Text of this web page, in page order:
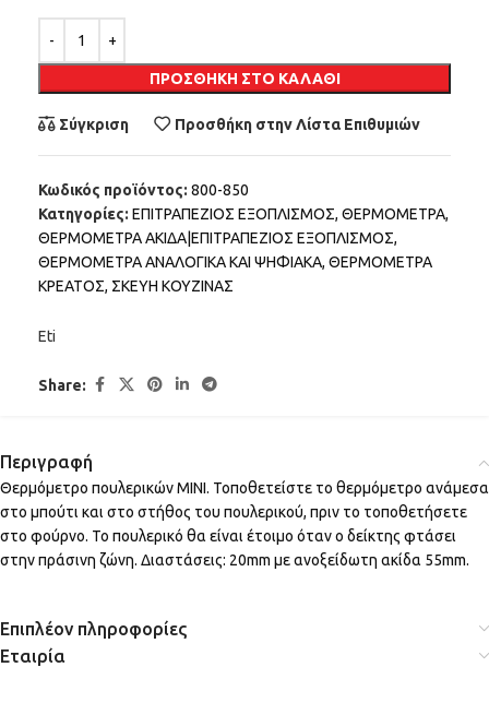
ΠΡΟΣΘΉΚΗ ΣΤΟ ΚΑΛΆΘΙ
Σύγκριση Προσθήκη στην Λίστα Επιθυμιών
Κωδικός προϊόντος: 800-850
Κατηγορίες: ΕΠΙΤΡΑΠΕΖΙΟΣ ΕΞΟΠΛΙΣΜΟΣ, ΘΕΡΜΟΜΕΤΡΑ,
ΘΕΡΜΟΜΕΤΡΑ ΑΚΙΔΑ|ΕΠΙΤΡΑΠΕΖΙΟΣ ΕΞΟΠΛΙΣΜΟΣ,
ΘΕΡΜΟΜΕΤΡΑ ΑΝΑΛΟΓΙΚΑ ΚΑΙ ΨΗΦΙΑΚΑ, ΘΕΡΜΟΜΕΤΡΑ
ΚΡΕΑΤΟΣ, ΣΚΕΥΗ ΚΟΥΖΙΝΑΣ
Eti
Share:
Περιγραφή
Θερμόμετρο πουλερικών MINI. Τοποθετείστε το θερμόμετρο ανάμεσα
στο μπούτι και στο στήθος του πουλερικού, πριν το τοποθετήσετε
στο φούρνο. Το πουλερικό θα είναι έτοιμο όταν ο δείκτης φτάσει
στην πράσινη ζώνη. Διαστάσεις: 20mm με ανοξείδωτη ακίδα 55mm.
Επιπλέον πληροφορίες
Εταιρία